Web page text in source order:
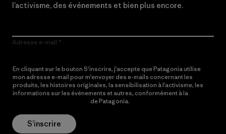
l’activisme, des événements et bien plus encore.
Adresse e-mail
En cliquant sur le bouton S’inscrire, j’accepte que Patagonia utilise
mon adresse e-mail pour m’envoyer des e-mails concernant les
produits, les histoires originales, la sensibilisation à l’activisme, les
informations sur les événements et autres, conformément à la
de Patagonia.
S’inscrire